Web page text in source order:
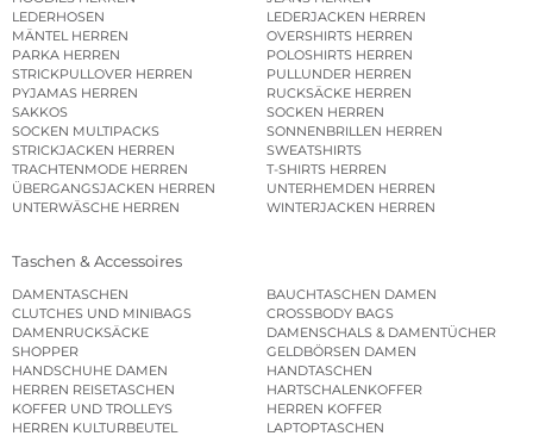
LEDERHOSEN
LEDERJACKEN HERREN
MÄNTEL HERREN
OVERSHIRTS HERREN
PARKA HERREN
POLOSHIRTS HERREN
STRICKPULLOVER HERREN
PULLUNDER HERREN
PYJAMAS HERREN
RUCKSÄCKE HERREN
SAKKOS
SOCKEN HERREN
SOCKEN MULTIPACKS
SONNENBRILLEN HERREN
STRICKJACKEN HERREN
SWEATSHIRTS
TRACHTENMODE HERREN
T-SHIRTS HERREN
ÜBERGANGSJACKEN HERREN
UNTERHEMDEN HERREN
UNTERWÄSCHE HERREN
WINTERJACKEN HERREN
Taschen & Accessoires
DAMENTASCHEN
BAUCHTASCHEN DAMEN
CLUTCHES UND MINIBAGS
CROSSBODY BAGS
DAMENRUCKSÄCKE
DAMENSCHALS & DAMENTÜCHER
SHOPPER
GELDBÖRSEN DAMEN
HANDSCHUHE DAMEN
HANDTASCHEN
HERREN REISETASCHEN
HARTSCHALENKOFFER
KOFFER UND TROLLEYS
HERREN KOFFER
HERREN KULTURBEUTEL
LAPTOPTASCHEN